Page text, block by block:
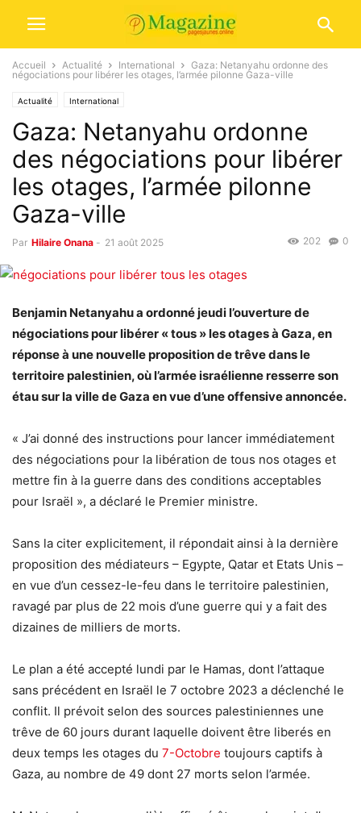
Accueil Actualité International
Gaza: Netanyahu ordonne des
négociations pour libérer les otages, l’armée pilonne Gaza-ville
Actualité International
Gaza: Netanyahu ordonne
des négociations pour libérer
les otages, l’armée pilonne
Gaza-ville
Par Hilaire Onana - 21 août 2025 0
202
Benjamin Netanyahu a ordonné jeudi l’ouverture de
négociations pour libérer « tous » les otages à Gaza, en
réponse à une nouvelle proposition de trêve dans le
territoire palestinien, où l’armée israélienne resserre son
étau sur la ville de Gaza en vue d’une offensive annoncée.
« J’ai donné des instructions pour lancer immédiatement
des négociations pour la libération de tous nos otages et
mettre fin à la guerre dans des conditions acceptables
pour Israël », a déclaré le Premier ministre.
Sans la citer explicitement, il répondait ainsi à la dernière
proposition des médiateurs – Egypte, Qatar et Etats Unis –
en vue d’un cessez-le-feu dans le territoire palestinien,
ravagé par plus de 22 mois d’une guerre qui y a fait des
dizaines de milliers de morts.
Le plan a été accepté lundi par le Hamas, dont l’attaque
sans précédent en Israël le 7 octobre 2023 a déclenché le
conflit. Il prévoit selon des sources palestiniennes une
trêve de 60 jours durant laquelle doivent être liberés en
deux temps les otages du 7-Octobre toujours captifs à
Gaza, au nombre de 49 dont 27 morts selon l’armée.